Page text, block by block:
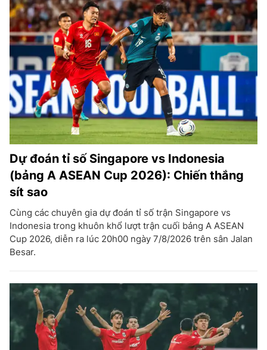
Dự đoán tỉ số Singapore vs Indonesia
(bảng A ASEAN Cup 2026): Chiến thắng
sít sao
Cùng các chuyên gia dự đoán tỉ số trận Singapore vs
Indonesia trong khuôn khổ lượt trận cuối bảng A ASEAN
Cup 2026, diễn ra lúc 20h00 ngày 7/8/2026 trên sân Jalan
Besar.